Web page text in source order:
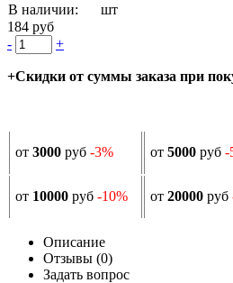
В наличии:
шт
184 руб
-
+
+Скидки от суммы заказа при
от 3000 руб -3% от 5000 руб -
от 10000 руб -10% от 20000 руб
Описание
Отзывы (0)
Задать вопрос